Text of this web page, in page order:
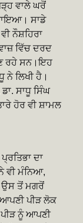
ਵਾਲੇ ਘਰੋਂ
ਸਾਡੇ
ਨੌਸ਼ਹਿਰਾ
ਵਿੱਚ ਦਰਦ
ਰਹੇ ਸਨ।ਇਹ
ਨੇ ਲਿਖੀ ਹੈ।
ਸਾਧੂ ਸਿੰਘ
ਹੋਰ ਵੀ ਸ਼ਾਮਲ
ਦਾ
ਵੀ ਮੰਨਿਆ,
ਉਸ ਤੋਂ ਮਗਰੋਂ
ਪੀੜ ਲੋਕ
ਨੂੰ ਆਪਣੀ